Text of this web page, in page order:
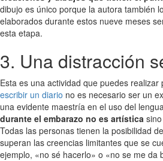
dibujo es único porque la autora también
elaborados durante estos nueve meses
esta etapa.
3. Una distracción
Esta es una actividad que puedes
escribir un diario no es necesario ser un
una evidente maestría en el uso del
durante el embarazo no es artística
Todas las personas tienen la posibilidad
superan las creencias limitantes que se
ejemplo, «no sé hacerlo» o «no se me da